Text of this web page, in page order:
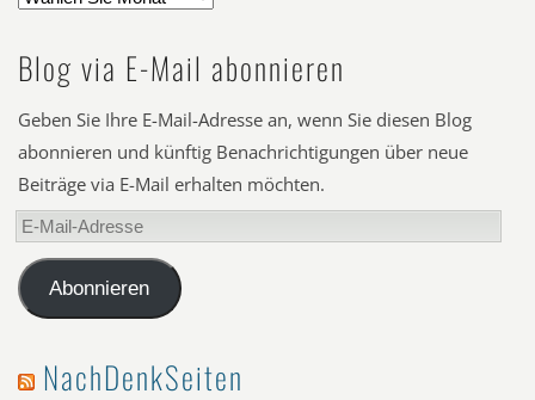
Blog via E-Mail abonnieren
Geben Sie Ihre E-Mail-Adresse an, wenn Sie diesen Blog
abonnieren und künftig Benachrichtigungen über neue
Beiträge via E-Mail erhalten möchten.
E-
Mail-
AdresseAbonnieren
NachDenkSeiten